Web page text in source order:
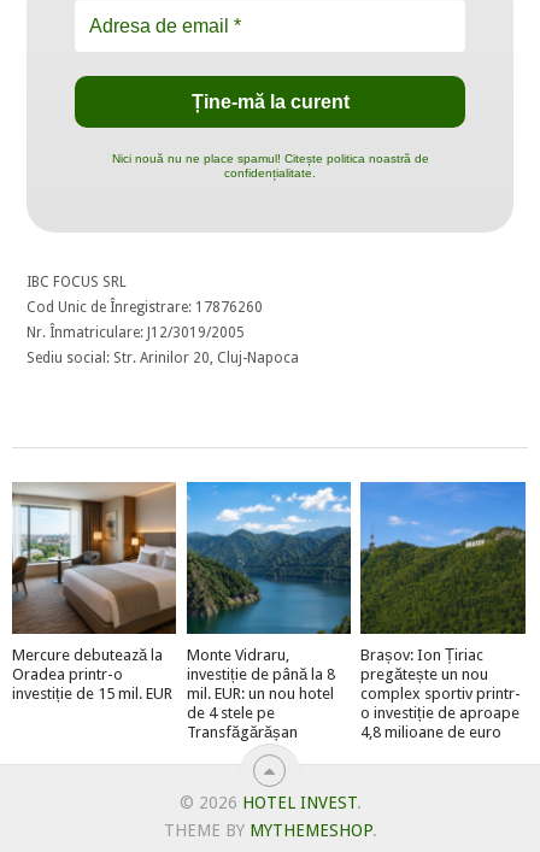
Nici nouă nu ne place spamul! Citește politica noastră de
confidențialitate.
IBC FOCUS SRL
Cod Unic de Înregistrare: 17876260
Nr. Înmatriculare: J12/3019/2005
Sediu social: Str. Arinilor 20, Cluj-Napoca
Mercure debutează la
Oradea printr-o
investiție de 15 mil. EUR
Monte Vidraru,
investiție de până la 8
mil. EUR: un nou hotel
de 4 stele pe
Transfăgărășan
Brașov: Ion Țiriac
pregătește un nou
complex sportiv printr-
o investiție de aproape
4,8 milioane de euro
© 2026 HOTEL INVEST.
THEME BY MYTHEMESHOP.